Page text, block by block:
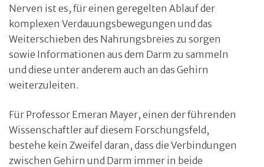
Nerven ist es, für einen geregelten Ablauf der
komplexen Verdauungsbewegungen und das
Weiterschieben des Nahrungsbreies zu sorgen
sowie Informationen aus dem Darm zu sammeln
und diese unter anderem auch an das Gehirn
weiterzuleiten.
Für Professor Emeran Mayer, einen der führenden
Wissenschaftler auf diesem Forschungsfeld,
bestehe kein Zweifel daran, dass die Verbindungen
zwischen Gehirn und Darm immer in beide